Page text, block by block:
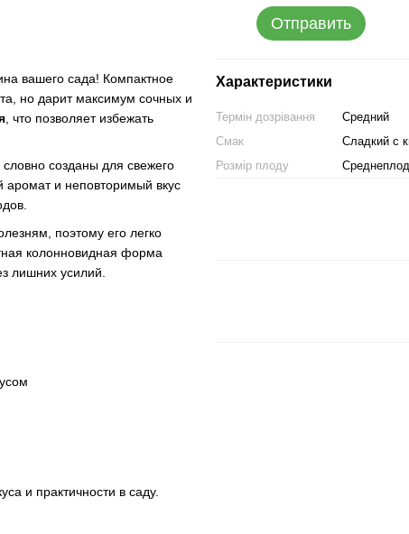
вашего сада! Компактное
но дарит максимум сочных и
, что позволяет избежать
словно созданы для свежего
и неповторимый вкус
поэтому его легко
колонновидная форма
лишних усилий.
и практичности в саду.
Отправить
Характеристики
Термін дозрівання
Средний
Смак
Сладкий с
Розмір плоду